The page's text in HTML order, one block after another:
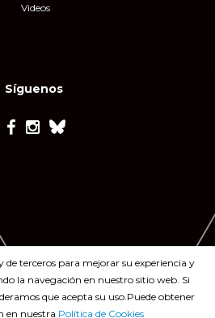
de terceros para mejorar su experiencia y
la navegación en nuestro sitio web. Si
que acepta su uso.Puede obtener
en nuestra Política de Cookies
Síguenos
Videos